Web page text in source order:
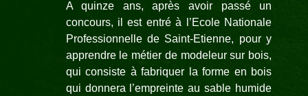
A quinze ans, après avoir passé un
concours, il est entré à l’Ecole Nationale
Professionnelle de Saint-Etienne, pour y
apprendre le métier de modeleur sur bois,
qui consiste à fabriquer la forme en bois
qui donnera l’empreinte au sable humide